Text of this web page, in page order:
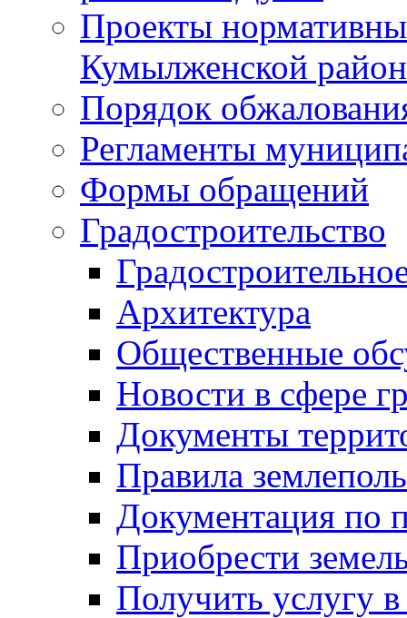
Проекты
Кумылженской
Порядок
Регламенты
Формы обращений
Градостроительство
Архитектура
Общественные
Новости в сфере
Документы
Правила
Документация по
Приобрести
Получить услугу в